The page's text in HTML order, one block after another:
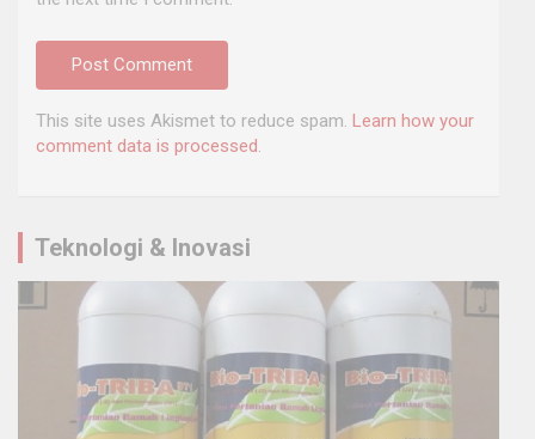
This site uses Akismet to reduce spam. Learn how your
comment data is processed.
Teknologi & Inovasi